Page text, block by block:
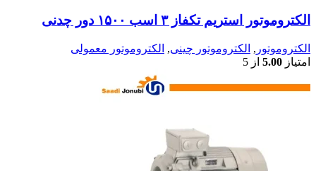
الکتروموتور استریم تکفاز ۳ اسب ۱۵۰۰ دور چدنی
الکتروموتور , الکتروموتور چینی, الکتروموتور معمولی
امتیاز 5.00 از 5